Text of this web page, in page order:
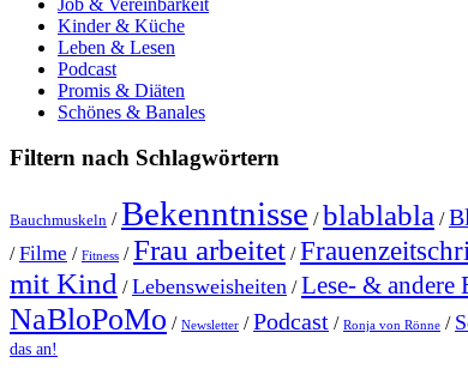
Kinder & Küche
Leben & Lesen
Podcast
Promis & Diäten
Schönes & Banales
Filtern nach Schlagwörtern
Bauchmuskeln /Bekenntnisse /blablabla /
/Filme / Fitness /Frau arbeitet /
mit Kind /Lebensweisheiten /Lese- & andere
NaBloPoMo / Newsletter /Podcast / Ronja von Rönne /
das an!